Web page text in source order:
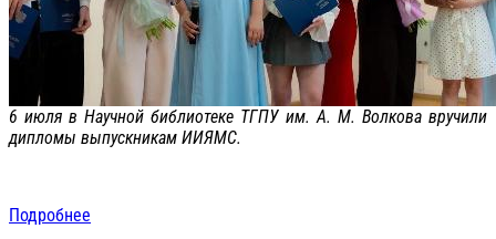
6 июля в Научной библиотеке ТГПУ им. А. М. Волкова вручили
дипломы выпускникам ИИЯМС.
Подробнее